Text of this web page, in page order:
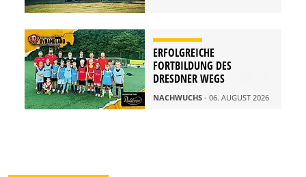
ERFOLGREICHE
FORTBILDUNG DES
DRESDNER WEGS
NACHWUCHS - 06. AUGUST 2026